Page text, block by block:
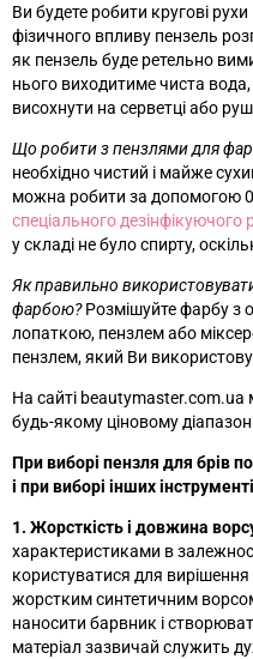
Ви будете робити кругові
фізичного впливу пензель
як пензель буде ретельно
нього виходитиме чиста
висохнути на серветці або
Що робити з пензлями для
необхідно чистий і майже
можна робити за допомогою
спеціального дезінфікуючого
у складі не було спирту,
Як правильно
фарбою?Розмішуйте фарбу з
лопаткою, пензлем або
пензлем, який Ви
На сайті beautymaster.com.ua
будь-якому ціновому
При виборі пензля для брів
і при виборі інших
1. Жорсткість і довжина
характеристиками в
користуватися для
жорстким синтетичним
наносити барвник і
матеріал зазвичай служить